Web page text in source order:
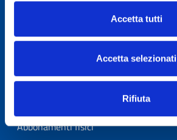
Accetta tutti
Accetta selezionati
Rifiuta
Abbonamenti fisici